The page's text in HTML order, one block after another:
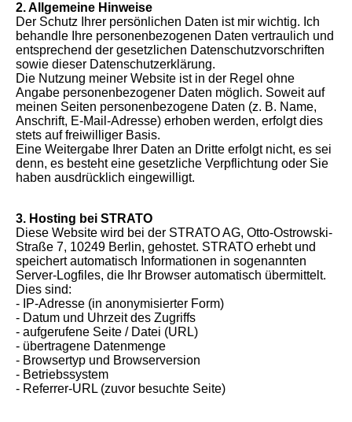
2. Allgemeine Hinweise
Der Schutz Ihrer persönlichen Daten ist mir wichtig. Ich
behandle Ihre personenbezogenen Daten vertraulich und
entsprechend der gesetzlichen Datenschutzvorschriften
sowie dieser Datenschutzerklärung.
Die Nutzung meiner Website ist in der Regel ohne
Angabe personenbezogener Daten möglich. Soweit auf
meinen Seiten personenbezogene Daten (z. B. Name,
Anschrift, E-Mail-Adresse) erhoben werden, erfolgt dies
stets auf freiwilliger Basis.
Eine Weitergabe Ihrer Daten an Dritte erfolgt nicht, es sei
denn, es besteht eine gesetzliche Verpflichtung oder Sie
haben ausdrücklich eingewilligt.
3. Hosting bei STRATO
Diese Website wird bei der STRATO AG, Otto-Ostrowski-
Straße 7, 10249 Berlin, gehostet. STRATO erhebt und
speichert automatisch Informationen in sogenannten
Server-Logfiles, die Ihr Browser automatisch übermittelt.
Dies sind:
- IP-Adresse (in anonymisierter Form)
- Datum und Uhrzeit des Zugriffs
- aufgerufene Seite / Datei (URL)
- übertragene Datenmenge
- Browsertyp und Browserversion
- Betriebssystem
- Referrer-URL (zuvor besuchte Seite)